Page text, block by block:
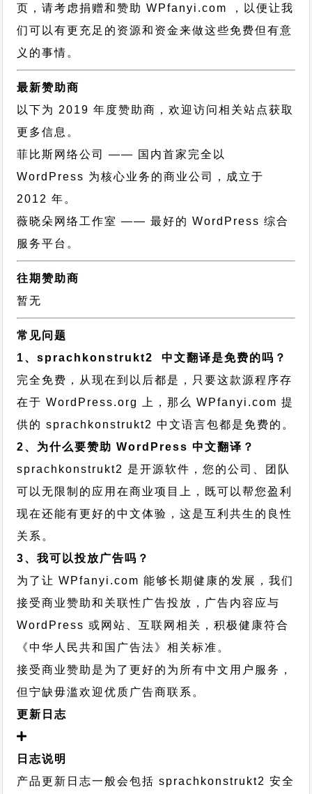
页，请考虑捐赠和赞助 WPfanyi.com ，以便让我
们可以有更充足的资源和资金来做这些免费但有意
义的事情。
最新赞助商
以下为 2019 年度赞助商，欢迎访问相关站点获取
更多信息。
菲比斯网络公司
—— 国内首家完全以
WordPress 为核心业务的商业公司，成立于
2012 年。
薇晓朵网络工作室 —— 最好的 WordPress 综合
服务平台。
往期赞助商
暂无
常见问题
1、sprachkonstrukt2 中文翻译是免费的吗？
完全免费，从现在到以后都是，只要这款源程序存
在于 WordPress.org 上，那么 WPfanyi.com 提
供的 sprachkonstrukt2 中文语言包都是免费的。
2、为什么要赞助 WordPress 中文翻译？
sprachkonstrukt2 是开源软件，您的公司、团队
可以无限制的应用在商业项目上，既可以帮您盈利
现在还能有更好的中文体验，这是互利共生的良性
关系。
3、我可以投放广告吗？
为了让 WPfanyi.com 能够长期健康的发展，我们
接受商业赞助和关联性广告投放，广告内容应与
WordPress 或网站、互联网相关，积极健康符合
《中华人民共和国广告法》相关标准。
接受商业赞助是为了更好的为所有中文用户服务，
但宁缺毋滥欢迎优质广告商联系。
更新日志
日志说明
产品更新日志一般会包括 sprachkonstrukt2 安全